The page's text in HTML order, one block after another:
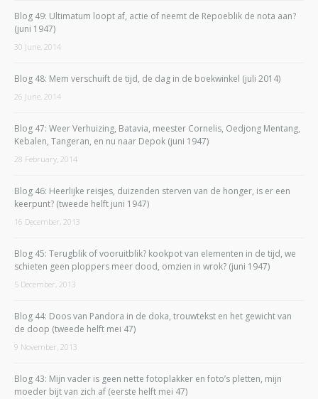
Blog 49: Ultimatum loopt af, actie of neemt de Repoeblik de nota aan?
(juni 1947)
30 June, 2014
Blog 48: Mem verschuift de tijd, de dag in de boekwinkel (juli 2014)
26 June, 2014
Blog 47: Weer Verhuizing, Batavia, meester Cornelis, Oedjong Mentang,
Kebalen, Tangeran, en nu naar Depok (juni 1947)
28 February, 2014
Blog 46: Heerlijke reisjes, duizenden sterven van de honger, is er een
keerpunt? (tweede helft juni 1947)
16 December, 2013
Blog 45: Terugblik of vooruitblik? kookpot van elementen in de tijd, we
schieten geen ploppers meer dood, omzien in wrok? (juni 1947)
5 December, 2013
Blog 44: Doos van Pandora in de doka, trouwtekst en het gewicht van
de doop (tweede helft mei 47)
9 November, 2013
Blog 43: Mijn vader is geen nette fotoplakker en foto’s pletten, mijn
moeder bijt van zich af (eerste helft mei 47)